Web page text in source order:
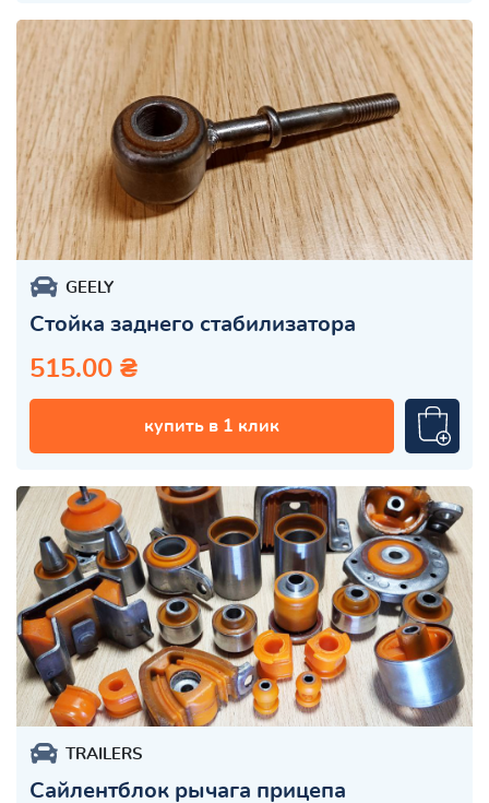
GEELY
Стойка заднего стабилизатора
515.00 ₴
купить в 1 клик
TRAILERS
Сайлентблок рычага прицепа